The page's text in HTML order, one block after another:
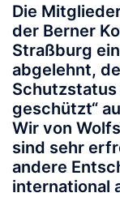
Die
der Berner
Straßburg
abgelehnt,
Schutzstatus
geschützt“
Wir von
sind sehr
andere
international